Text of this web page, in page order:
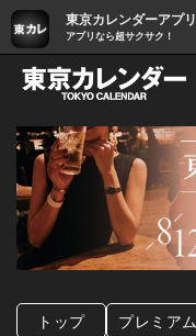
東京カレンダーアプリ
アプリなら超サクサク！
トップ プレミアム